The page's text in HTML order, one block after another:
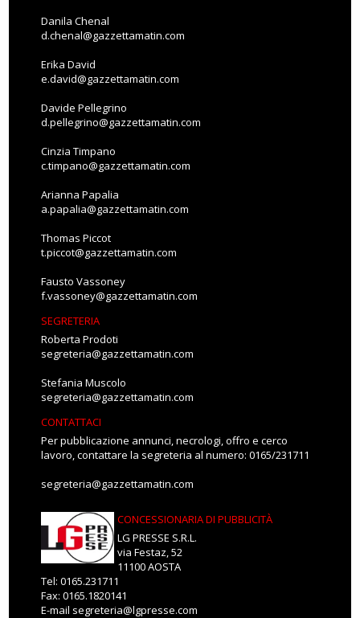
Danila Chenal
d.chenal@gazzettamatin.com
Erika David
e.david@gazzettamatin.com
Davide Pellegrino
d.pellegrino@gazzettamatin.com
Cinzia Timpano
c.timpano@gazzettamatin.com
Arianna Papalia
a.papalia@gazzettamatin.com
Thomas Piccot
t.piccot@gazzettamatin.com
Fausto Vassoney
f.vassoney@gazzettamatin.com
SEGRETERIA
Roberta Prodoti
segreteria@gazzettamatin.com
Stefania Muscolo
segreteria@gazzettamatin.com
CONTATTACI
Per pubblicazione annunci, necrologi, offro e cerco
lavoro, contattare la segreteria al numero: 0165/231711
segreteria@gazzettamatin.com
CONCESSIONARIA DI PUBBLICITÀ
LG PRESSE S.R.L.
via Festaz, 52
11100 AOSTA
Tel: 0165.231711
Fax: 0165.1820141
E-mail segreteria@lgpresse.com